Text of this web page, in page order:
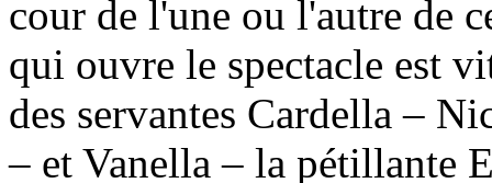
cour de l'une ou l'autre de
qui ouvre le spectacle est
des servantes Cardella –
– et Vanella – la pétillante